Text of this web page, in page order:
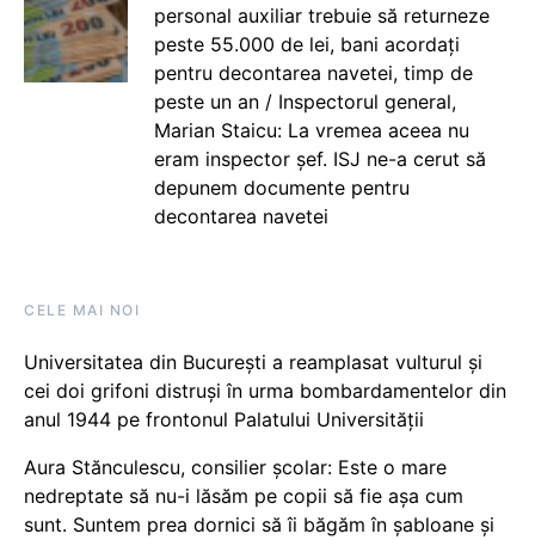
personal auxiliar trebuie să returneze
peste 55.000 de lei, bani acordați
pentru decontarea navetei, timp de
peste un an / Inspectorul general,
Marian Staicu: La vremea aceea nu
eram inspector șef. ISJ ne-a cerut să
depunem documente pentru
decontarea navetei
CELE MAI NOI
Universitatea din București a reamplasat vulturul și
cei doi grifoni distruși în urma bombardamentelor din
anul 1944 pe frontonul Palatului Universității
Aura Stănculescu, consilier școlar: Este o mare
nedreptate să nu-i lăsăm pe copii să fie așa cum
sunt. Suntem prea dornici să îi băgăm în șabloane și